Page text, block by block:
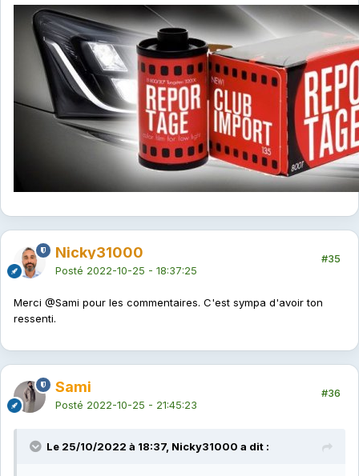
Nicky31000
Posté 2022-10-25 - 18:37:25
#35
Merci @Sami pour les commentaires. C'est sympa d'avoir ton
ressenti.
Sami
Posté 2022-10-25 - 21:45:23
#36
Le 25/10/2022 à 18:37, Nicky31000 a dit :